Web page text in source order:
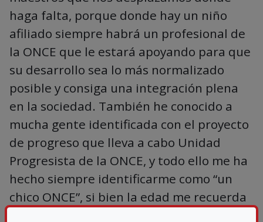
haga falta, porque donde hay un niño
afiliado siempre habrá un profesional de
la ONCE que le estará apoyando para que
su desarrollo sea lo más normalizado
posible y consiga una integración plena
en la sociedad. También he conocido a
mucha gente identificada con el proyecto
de progreso que lleva a cabo Unidad
Progresista de la ONCE, y todo ello me ha
hecho siempre identificarme como “un
chico ONCE”, si bien la edad me recuerda